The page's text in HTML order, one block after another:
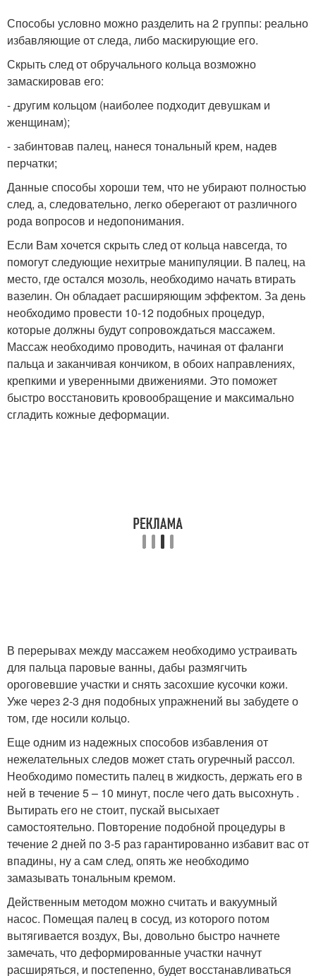
Способы условно можно разделить на 2 группы: реально
избавляющие от следа, либо маскирующие его.
Скрыть след от обручального кольца возможно
замаскировав его:
- другим кольцом (наиболее подходит девушкам и
женщинам);
- забинтовав палец, нанеся тональный крем, надев
перчатки;
Данные способы хороши тем, что не убирают полностью
след, а, следовательно, легко оберегают от различного
рода вопросов и недопонимания.
Если Вам хочется скрыть след от кольца навсегда, то
помогут следующие нехитрые манипуляции. В палец, на
место, где остался мозоль, необходимо начать втирать
вазелин. Он обладает расширяющим эффектом. За день
необходимо провести 10-12 подобных процедур,
которые должны будут сопровождаться массажем.
Массаж необходимо проводить, начиная от фаланги
пальца и заканчивая кончиком, в обоих направлениях,
крепкими и уверенными движениями. Это поможет
быстро восстановить кровообращение и максимально
сгладить кожные деформации.
В перерывах между массажем необходимо устраивать
для пальца паровые ванны, дабы размягчить
ороговевшие участки и снять засохшие кусочки кожи.
Уже через 2-3 дня подобных упражнений вы забудете о
том, где носили кольцо.
Еще одним из надежных способов избавления от
нежелательных следов может стать огуречный рассол.
Необходимо поместить палец в жидкость, держать его в
ней в течение 5 – 10 минут, после чего дать высохнуть .
Вытирать его не стоит, пускай высыхает
самостоятельно. Повторение подобной процедуры в
течение 2 дней по 3-5 раз гарантированно избавит вас от
впадины, ну а сам след, опять же необходимо
замазывать тональным кремом.
Действенным методом можно считать и вакуумный
насос. Помещая палец в сосуд, из которого потом
вытягивается воздух, Вы, довольно быстро начнете
замечать, что деформированные участки начнут
расширяться, и постепенно, будет восстанавливаться